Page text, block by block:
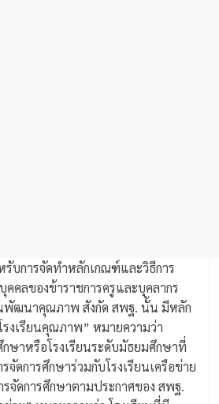
รับการจัดทำหลักเกณฑ์และวิธีการ
คคลของข้าราชการครูและบุคลากร
นพัฒนาคุณภาพ สังกัด สพฐ. นั้น มีหลัก
งเรียนคุณภาพ” หมายความว่า
กษาหรือโรงเรียนระดับมัธยมศึกษาที่
จัดการศึกษาร่วมกับโรงเรียนเครือข่าย
จัดการศึกษาตามประกาศของ สพฐ.